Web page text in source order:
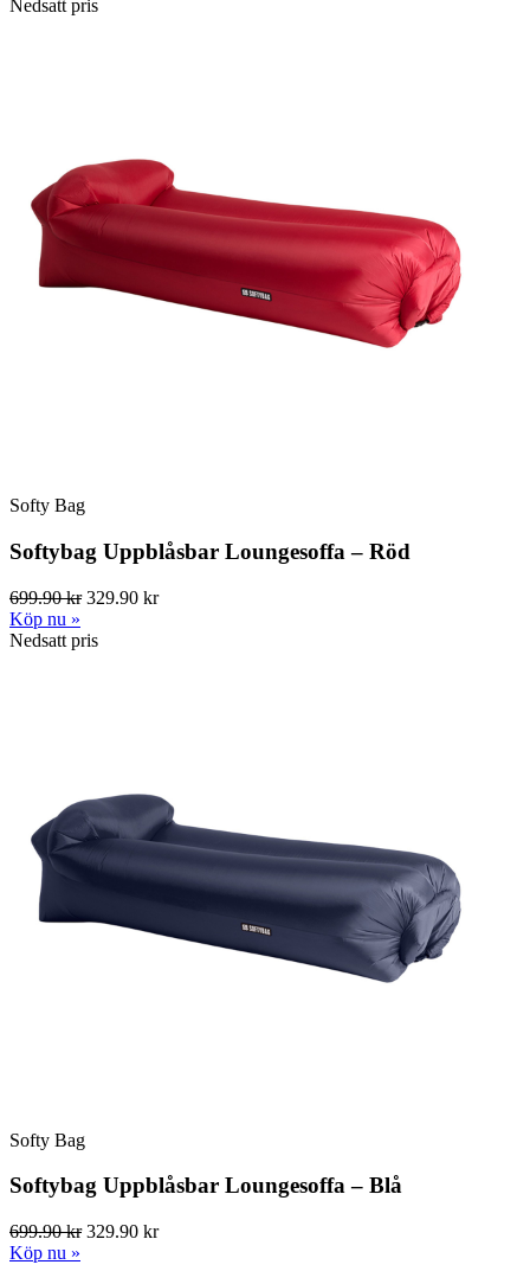
Nedsatt pris
Softy Bag
Softybag Uppblåsbar Loungesoffa – Röd
699.90 kr329.90 kr
Köp nu »
Nedsatt pris
Softy Bag
Softybag Uppblåsbar Loungesoffa – Blå
699.90 kr329.90 kr
Köp nu »